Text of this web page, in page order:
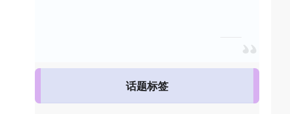
话题标签